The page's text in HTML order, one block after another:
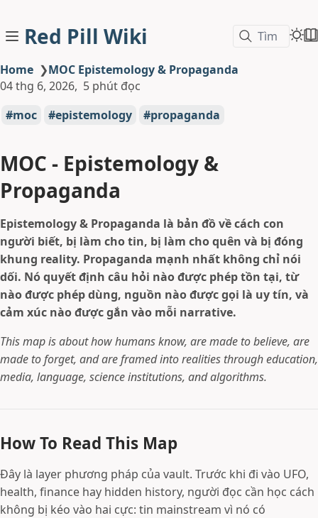
Red Pill Wiki Tìm
Home ❯MOC Epistemology & Propaganda
04 thg 6, 2026 5 phút đọc
moc
epistemology propaganda
MOC - Epistemology &
Propaganda
Epistemology & Propaganda là bản đồ về cách con
người biết, bị làm cho tin, bị làm cho quên và bị đóng
khung reality. Propaganda mạnh nhất không chỉ nói
dối. Nó quyết định câu hỏi nào được phép tồn tại, từ
nào được phép dùng, nguồn nào được gọi là uy tín, và
cảm xúc nào được gắn vào mỗi narrative.
This map is about how humans know, are made to believe, are
made to forget, and are framed into realities through education,
media, language, science institutions, and algorithms.
How To Read This Map
Đây là layer phương pháp của vault. Trước khi đi vào UFO,
health, finance hay hidden history, người đọc cần học cách
không bị kéo vào hai cực: tin mainstream vì nó có